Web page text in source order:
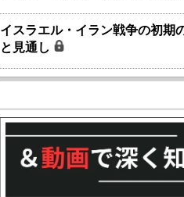
イスラエル・イラン戦争の初期
と見通し